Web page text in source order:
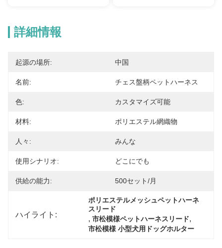
詳細情報
起源の場所: 中国
名前: チェス盤柄ペットハーネス
色: カスタマイズ可能
材料: ポリエステル網織物
人々: みんな
使用シナリオ: どこにでも
供給の能力: 500セット/月
ハイライト:
ポリエステルメッシュペットハーネ
スリード
, 市松模様ペットハーネスリード,
市松模様 小型犬用ドッグホルター